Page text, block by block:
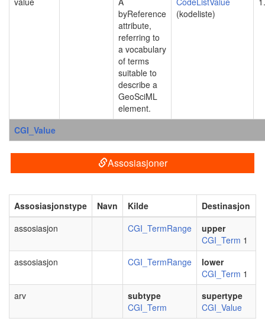
byReference
attribute,
referring to
a vocabulary
of terms
suitable to
describe a
GeoSciML
element.
(kodeliste)
CGI_Value
Assosiasjoner
Assosiasjonstype Navn Kilde
Destinasjon
assosiasjon
CGI_TermRange
upper
CGI_Term 1
assosiasjon
CGI_TermRange
lower
CGI_Term 1
arv
subtype
CGI_Term
supertype
CGI_Value